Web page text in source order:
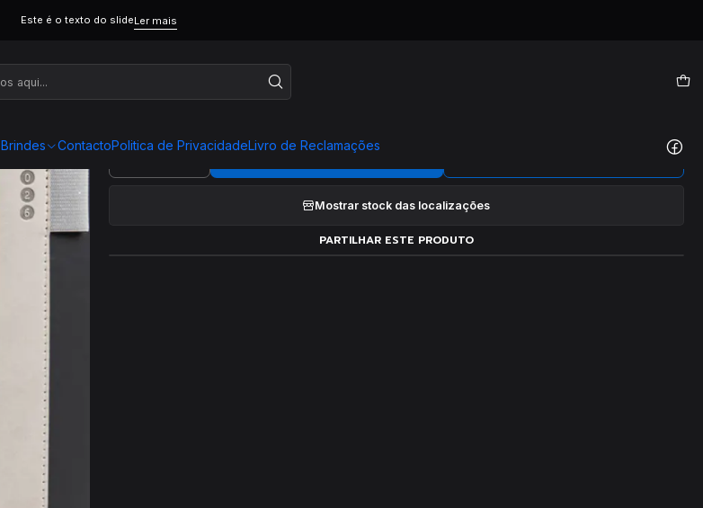
Brindes ContactoPolitica de PrivacidadeLivro de Reclamações
Este é o texto do slideLer mais
Agenda Oslo
ADICIONAR AO CARRINHO
Mostrar stock das localizações
PARTILHAR ESTE PRODUTO